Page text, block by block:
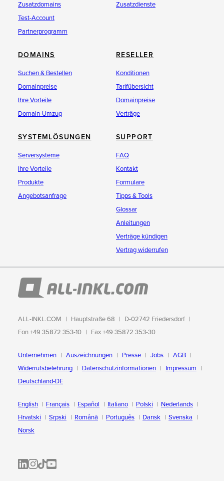
Zusatzdomains
Test-Account
Partnerprogramm
Zusatzdienste
DOMAINS
Suchen & Bestellen
Domainpreise
Ihre Vorteile
Domain-Umzug
RESELLER
Konditionen
Tarifübersicht
Domainpreise
Verträge
SYSTEMLÖSUNGEN
Serversysteme
Ihre Vorteile
Produkte
Angebotsanfrage
SUPPORT
FAQ
Kontakt
Formulare
Tipps & Tools
Glossar
Anleitungen
Verträge kündigen
Vertrag widerrufen
ALL-INKL.COM Hauptstraße 68
D-02742 Friedersdorf
Fon +49 35872 353-10
Fax +49 35872 353-30
Unternehmen Auszeichnungen Presse Jobs
AGB
Widerrufsbelehrung
Datenschutzinformationen
Impressum
Deutschland-DE
English Français Español Italiano Polski
Nederlands
Hrvatski
Srpski Română Português Dansk
Svenska
Norsk
ALL-INKL.COM | LinkedIn
ALL-INKL.COM • Instagram photos and videos
ALL-INKL.COM | TikTok
ALLINKL.COM - YouTube